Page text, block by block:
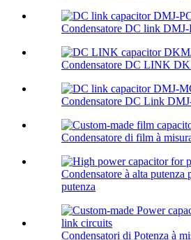
Condensatore DC link DMJ-
Condensatore DC LINK
Condensatore DC Link
Condensatore di film à
Condensatore à alta putenza
putenza
Condensatori di Potenza à